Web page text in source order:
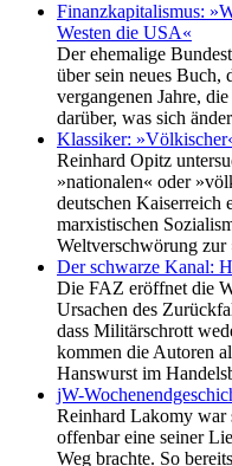
Finanzkapitalismus:
Westen die USA«
Der ehemalige
über sein neues Buch,
vergangenen Jahre,
darüber, was sich
Klassiker:
Reinhard Opitz
»nationalen« oder
deutschen Kaiserreich
marxistischen
Weltverschwörung zur
Der schwarze Kanal:
Die FAZ eröffnet die
Ursachen des
dass Militärschrott
kommen die Autoren
Hanswurst im
jW-
Reinhard Lakomy war
offenbar eine seiner
Weg brachte. So